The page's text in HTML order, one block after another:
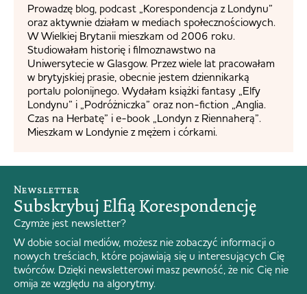
Prowadzę blog, podcast „Korespondencja z Londynu”
oraz aktywnie działam w mediach społecznościowych.
W Wielkiej Brytanii mieszkam od 2006 roku.
Studiowałam historię i filmoznawstwo na
Uniwersytecie w Glasgow. Przez wiele lat pracowałam
w brytyjskiej prasie, obecnie jestem dziennikarką
portalu polonijnego. Wydałam książki fantasy „Elfy
Londynu” i „Podróżniczka” oraz non-fiction „Anglia.
Czas na Herbatę” i e-book „Londyn z Riennaherą”.
Mieszkam w Londynie z mężem i córkami.
Newsletter
Subskrybuj Elfią Korespondencję
Czymże jest newsletter?
W dobie social mediów, możesz nie zobaczyć informacji o
nowych treściach, które pojawiają się u interesujących Cię
twórców. Dzięki newsletterowi masz pewność, że nic Cię nie
omija ze względu na algorytmy.